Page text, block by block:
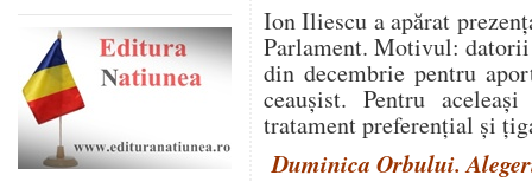
Ion Iliescu a apărat
Parlament. Motivul:
din decembrie pentru
ceaușist. Pentru
tratament preferențial și
Duminica Orbului.